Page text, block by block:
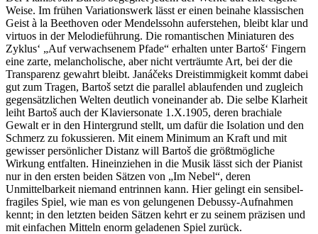
Weise. Im frühen Variationswerk lässt er einen beinahe klassischen
Geist à la Beethoven oder Mendelssohn auferstehen, bleibt klar und
virtuos in der Melodieführung. Die romantischen Miniaturen des
Zyklus‘ „Auf verwachsenem Pfade“ erhalten unter Bartoš‘ Fingern
eine zarte, melancholische, aber nicht verträumte Art, bei der die
Transparenz gewahrt bleibt. Janáčeks Dreistimmigkeit kommt dabei
gut zum Tragen, Bartoš setzt die parallel ablaufenden und zugleich
gegensätzlichen Welten deutlich voneinander ab. Die selbe Klarheit
leiht Bartoš auch der Klaviersonate 1.X.1905, deren brachiale
Gewalt er in den Hintergrund stellt, um dafür die Isolation und den
Schmerz zu fokussieren. Mit einem Minimum an Kraft und mit
gewisser persönlicher Distanz will Bartoš die größtmögliche
Wirkung entfalten. Hineinziehen in die Musik lässt sich der Pianist
nur in den ersten beiden Sätzen von „Im Nebel“, deren
Unmittelbarkeit niemand entrinnen kann. Hier gelingt ein sensibel-
fragiles Spiel, wie man es von gelungenen Debussy-Aufnahmen
kennt; in den letzten beiden Sätzen kehrt er zu seinem präzisen und
mit einfachen Mitteln enorm geladenen Spiel zurück.